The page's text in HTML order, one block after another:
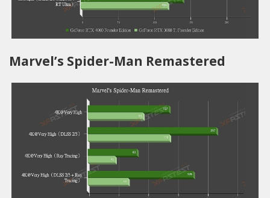
Marvel’s Spider-Man Remastered